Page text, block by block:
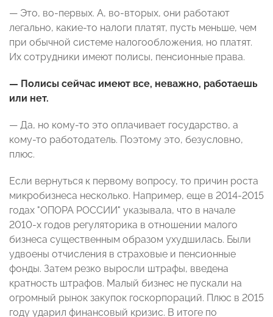
— Это, во-первых. А, во-вторых, они работают
легально, какие-то налоги платят, пусть меньше, чем
при обычной системе налогообложения, но платят.
Их сотрудники имеют полисы, пенсионные права.
— Полисы сейчас имеют все, неважно, работаешь
или нет.
— Да, но кому-то это оплачивает государство, а
кому-то работодатель. Поэтому это, безусловно,
плюс.
Если вернуться к первому вопросу, то причин роста
микробизнеса несколько. Например, еще в 2014-2015
годах "ОПОРА РОССИИ" указывала, что в начале
2010-х годов регуляторика в отношении малого
бизнеса существенным образом ухудшилась. Были
удвоены отчисления в страховые и пенсионные
фонды. Затем резко выросли штрафы, введена
кратность штрафов. Малый бизнес не пускали на
огромный рынок закупок госкорпораций. Плюс в 2015
году ударил финансовый кризис. В итоге по